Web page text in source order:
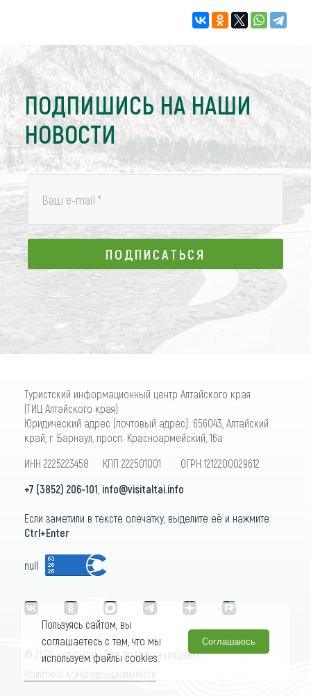
ПОДПИШИСЬ НА НАШИ
НОВОСТИ
Ваш e-mail *
ПОДПИСАТЬСЯ
ПОДПИСАТЬСЯ
Туристский информационный центр Алтайского края
(ТИЦ Алтайского края)
Юридический адрес (почтовый адрес): 656043, Алтайский
край, г. Барнаул, просп. Красноармейский, 16а
ИНН 2225223458 КПП 222501001 ОГРН 1212200029612
+7 (3852) 206-101 info@visitaltai.info
Если заметили в тексте опечатку, выделите её и нажмите
Ctrl+Enter
null
© 2026 «visitaltai» Все права защищены.
Политика конфиденциальности
Пользуясь сайтом, вы
соглашаетесь с тем, что мы
используем файлы cookies.
Соглашаюсь